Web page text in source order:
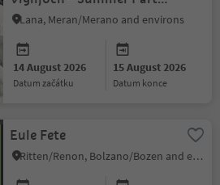
Aux Habibi & Giangee
Lana, Meran/Merano and environs
14 August 2026
datum začátku
15 August 2026
datum konce
Eule Fete
Ritten/Renon, Bolzano/Bozen and environs